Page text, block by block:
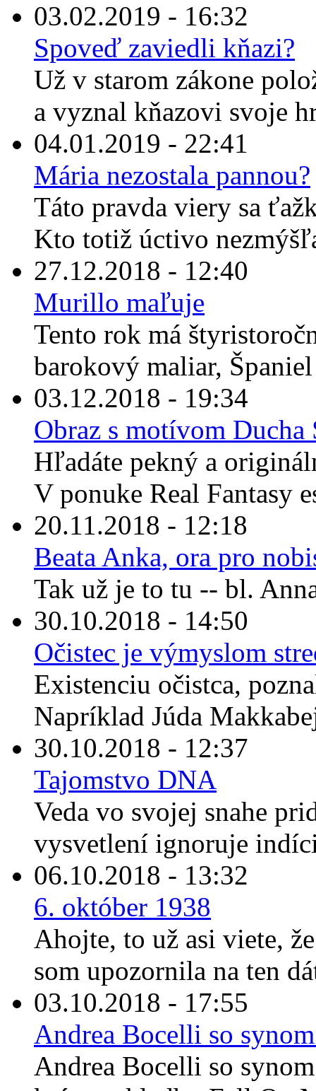
03.02.2019 - 16:32
Spoveď zaviedli kňazi?
Už v starom zákone
a vyznal kňazovi svoje
04.01.2019 - 22:41
Mária nezostala pannou?
Táto pravda viery sa
Kto totiž úctivo
27.12.2018 - 12:40
Murillo maľuje
Tento rok má
barokový maliar,
03.12.2018 - 19:34
Obraz s motívom
Hľadáte pekný a
V ponuke Real Fantasy
20.11.2018 - 12:18
Beata Anka, ora pro
Tak už je to tu -- bl.
30.10.2018 - 14:50
Očistec je výmyslom
Existenciu očistca,
Napríklad Júda
30.10.2018 - 12:37
Tajomstvo DNA
Veda vo svojej snahe
vysvetlení ignoruje
06.10.2018 - 13:32
6. október 1938
Ahojte, to už asi viete,
som upozornila na ten
03.10.2018 - 17:55
Andrea Bocelli so
Andrea Bocelli so